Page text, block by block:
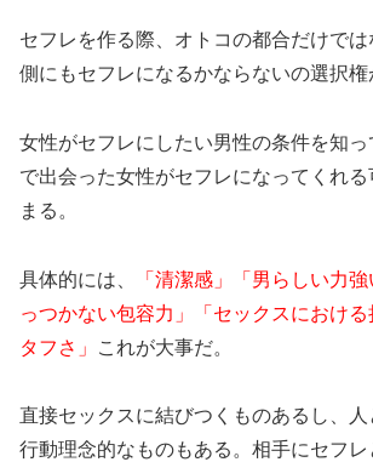
セフレを作る際、オトコの都合だけで
側にもセフレになるかならないの選択権
女性がセフレにしたい男性の条件を知っ
で出会った女性がセフレになってくれ
まる。
具体的には、
「清潔感」「男らしい力
っつかない包容力」「セックスにおける
タフさ」
これが大事だ。
直接セックスに結びつくものあるし、
行動理念的なものもある。相手にセフレ